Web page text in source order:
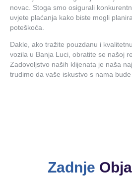
novac. Stoga smo osigurali
uvjete plaćanja kako biste mogli
poteškoća.
Dakle, ako tražite pouzdanu i
vozila u Banja Luci, obratite se našoj
Zadovoljstvo naših klijenata je naša
trudimo da vaše iskustvo s nama
Zadnje